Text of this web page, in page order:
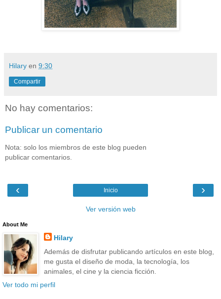
Hilary en 9:30
Compartir
No hay comentarios:
Publicar un comentario
Nota: solo los miembros de este blog pueden
publicar comentarios.
‹ ›
Inicio
Ver versión web
About Me
Hilary
Además de disfrutar publicando artículos en este blog,
me gusta el diseño de moda, la tecnología, los
animales, el cine y la ciencia ficción.
Ver todo mi perfil